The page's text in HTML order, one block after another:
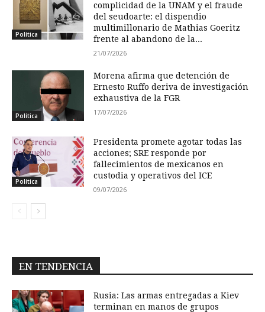
Política
complicidad de la UNAM y el fraude
del seudoarte: el dispendio
multimillonario de Mathias Goeritz
frente al abandono de la...
21/07/2026
Política
Morena afirma que detención de
Ernesto Ruffo deriva de investigación
exhaustiva de la FGR
17/07/2026
Política
Presidenta promete agotar todas las
acciones; SRE responde por
fallecimientos de mexicanos en
custodia y operativos del ICE
09/07/2026
EN TENDENCIA
Rusia: Las armas entregadas a Kiev
terminan en manos de grupos